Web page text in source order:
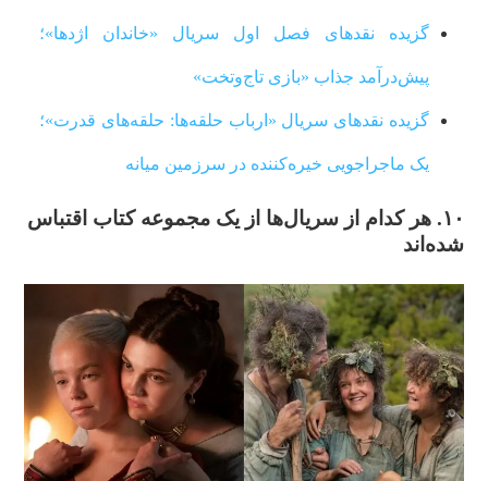
گزیده نقدهای فصل اول سریال «خاندان اژدها»؛
پیش‌درآمد جذاب «بازی تاج‌و‌تخت»
گزیده نقدهای سریال «ارباب حلقه‌ها: حلقه‌های قدرت»؛
یک ماجراجویی خیره‌کننده در سرزمین میانه
۱۰. هر کدام از سریال‌ها از یک مجموعه کتاب اقتباس
شده‌اند